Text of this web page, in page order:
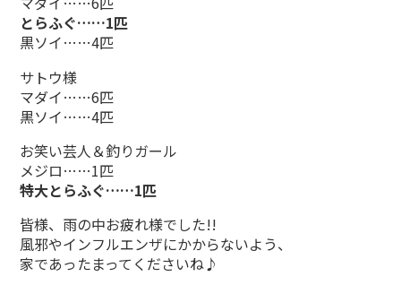
とらふぐ……1匹
黒ソイ……4匹
サトウ様
マダイ……6匹
黒ソイ……4匹
お笑い芸人＆釣りガール
メジロ……1匹
特大とらふぐ……1匹
皆様、雨の中お疲れ様でした!!
風邪やインフルエンザにかからないよう、
家であったまってくださいね♪